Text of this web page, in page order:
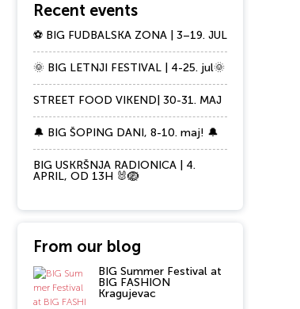
Recent events
⚽ BIG FUDBALSKA ZONA | 3–19. JUL
🌞 BIG LETNJI FESTIVAL | 4-25. jul🌞
STREET FOOD VIKEND| 30-31. MAJ
🔔 BIG ŠOPING DANI, 8-10. maj! 🔔
BIG USKRŠNJA RADIONICA | 4.
APRIL, OD 13H 🐰🪺
From our blog
BIG Summer Festival at
BIG FASHION
Kragujevac